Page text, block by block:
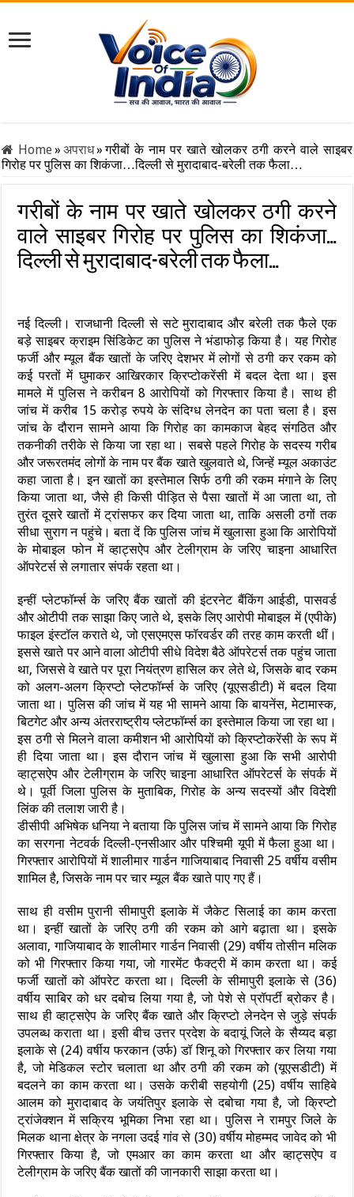
Home» अपराध» गरीबों के नाम पर खाते खोलकर ठगी करने वाले साइबर
गिरोह पर पुलिस का शिकंजा…दिल्ली से मुरादाबाद-बरेली तक फैला…
गरीबों के नाम पर खाते खोलकर ठगी करने
वाले साइबर गिरोह पर पुलिस का शिकंजा…
दिल्ली से मुरादाबाद-बरेली तक फैला…
नई दिल्ली। राजधानी दिल्ली से सटे मुरादाबाद और बरेली तक फैले एक
बड़े साइबर क्राइम सिंडिकेट का पुलिस ने भंडाफोड़ किया है। यह गिरोह
फर्जी और म्यूल बैंक खातों के जरिए देशभर में लोगों से ठगी कर रकम को
कई परतों में घुमाकर आखिरकार क्रिप्टोकरेंसी में बदल देता था। इस
मामले में पुलिस ने करीबन 8 आरोपियों को गिरफ्तार किया है। साथ ही
जांच में करीब 15 करोड़ रुपये के संदिग्ध लेनदेन का पता चला है। इस
जांच के दौरान सामने आया कि गिरोह का कामकाज बेहद संगठित और
तकनीकी तरीके से किया जा रहा था। सबसे पहले गिरोह के सदस्य गरीब
और जरूरतमंद लोगों के नाम पर बैंक खाते खुलवाते थे, जिन्हें म्यूल अकाउंट
कहा जाता है। इन खातों का इस्तेमाल सिर्फ ठगी की रकम मंगाने के लिए
किया जाता था, जैसे ही किसी पीड़ित से पैसा खातों में आ जाता था, तो
तुरंत दूसरे खातों में ट्रांसफर कर दिया जाता था, ताकि असली ठगों तक
सीधा सुराग न पहुंचे। बता दें कि पुलिस जांच में खुलासा हुआ कि आरोपियों
के मोबाइल फोन में व्हाट्सऐप और टेलीग्राम के जरिए चाइना आधारित
ऑपरेटर्स से लगातार संपर्क रहता था।
इन्हीं प्लेटफॉर्म्स के जरिए बैंक खातों की इंटरनेट बैंकिंग आईडी, पासवर्ड
और ओटीपी तक साझा किए जाते थे, इसके लिए आरोपी मोबाइल में (एपीके)
फाइल इंस्टॉल कराते थे, जो एसएमएस फॉरवर्डर की तरह काम करती थीं।
इससे खाते पर आने वाला ओटीपी सीधे विदेश बैठे ऑपरेटर्स तक पहुंच जाता
था, जिससे वे खाते पर पूरा नियंत्रण हासिल कर लेते थे, जिसके बाद रकम
को अलग-अलग क्रिप्टो प्लेटफॉर्म्स के जरिए (यूएसडीटी) में बदल दिया
जाता था। पुलिस की जांच में यह भी सामने आया कि बायनेंस, मेटामास्क,
बिटगेट और अन्य अंतरराष्ट्रीय प्लेटफॉर्म्स का इस्तेमाल किया जा रहा था।
इस ठगी से मिलने वाला कमीशन भी आरोपियों को क्रिप्टोकरेंसी के रूप में
ही दिया जाता था। इस दौरान जांच में खुलासा हुआ कि सभी आरोपी
व्हाट्सऐप और टेलीग्राम के जरिए चाइना आधारित ऑपरेटर्स के संपर्क में
थे। पूर्वी जिला पुलिस के मुताबिक, गिरोह के अन्य सदस्यों और विदेशी
लिंक की तलाश जारी है।
डीसीपी अभिषेक धनिया ने बताया कि पुलिस जांच में सामने आया कि गिरोह
का सरगना नेटवर्क दिल्ली-एनसीआर और पश्चिमी यूपी में फैला हुआ था।
गिरफ्तार आरोपियों में शालीमार गार्डन गाजियाबाद निवासी 25 वर्षीय वसीम
शामिल है, जिसके नाम पर चार म्यूल बैंक खाते पाए गए हैं।
साथ ही वसीम पुरानी सीमापुरी इलाके में जैकेट सिलाई का काम करता
था। इन्हीं खातों के जरिए ठगी की रकम को आगे बढ़ाता था। इसके
अलावा, गाजियाबाद के शालीमार गार्डन निवासी (29) वर्षीय तोसीन मलिक
को भी गिरफ्तार किया गया, जो गारमेंट फैक्ट्री में काम करता था। कई
फर्जी खातों को ऑपरेट करता था। दिल्ली के सीमापुरी इलाके से (36)
वर्षीय साबिर को धर दबोच लिया गया है, जो पेशे से प्रॉपर्टी ब्रोकर है।
साथ ही व्हाट्सऐप के जरिए बैंक खाते और क्रिप्टो लेनदेन से जुड़े संपर्क
उपलब्ध कराता था। इसी बीच उत्तर प्रदेश के बदायूं जिले के सैय्यद बड़ा
इलाके से (24) वर्षीय फरकान (उर्फ) डॉ शिनू को गिरफ्तार कर लिया गया
है, जो मेडिकल स्टोर चलाता था और ठगी की रकम को (यूएसडीटी) में
बदलने का काम करता था। उसके करीबी सहयोगी (25) वर्षीय साहिबे
आलम को मुरादाबाद के जयंतिपुर इलाके से दबोचा गया है, जो क्रिप्टो
ट्रांजेक्शन में सक्रिय भूमिका निभा रहा था। पुलिस ने रामपुर जिले के
मिलक थाना क्षेत्र के नगला उदई गांव से (30) वर्षीय मोहम्मद जावेद को भी
गिरफ्तार किया है, जो एमआर का काम करता था और व्हाट्सऐप व
टेलीग्राम के जरिए बैंक खातों की जानकारी साझा करता था।